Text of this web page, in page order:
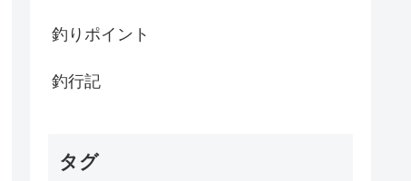
釣りポイント
釣行記
タグ